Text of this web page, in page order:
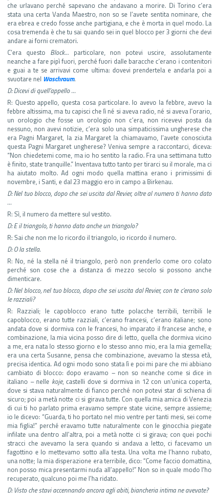
che urlavano perché sapevano che andavano a morire. Di Torino c’era
stata una certa Vanda Maestro, non so se l’avete sentita nominare, che
era ebrea e credo fosse anche partigiana, e che è morta in quel modo. La
cosa tremenda è che tu sai quando sei in quel blocco per 3 giorni che devi
andare ai forni crematori.
C’era questo Block… particolare, non potevi uscire, assolutamente
neanche a fare pipì fuori, perché fuori dalle baracche c’erano i contenitori
e guai a te se arrivavi come ultima: dovevi prendertela e andarla poi a
svuotare nel Waschraum.
D: Dicevi di quell’appello …
R: Questo appello, questa cosa particolare. Io avevo la febbre, avevo la
febbre altissima, ma tu capisci che lì né si aveva radio, né si aveva l’orario,
un orologio che fosse un orologio non c’era, non ricevevi posta da
nessuno, non avevi notizie, c’era solo una simpaticissima ungherese che
era Pagni Margaret, la zia Margaret la chiamavamo, l’avete conosciuta
questa Pagni Margaret ungherese? Veniva sempre a raccontarci, diceva:
“Non chiedetemi come, ma io ho sentito la radio. Fra una settimana tutto
è finito, state tranquille.” Inventava tutto tanto per tirarci su il morale, ma ci
ha aiutato molto. Ad ogni modo quella mattina erano i primissimi di
novembre, i Santi, e dal 23 maggio ero in campo a Birkenau.
D: Nel tuo blocco, dopo che sei uscita dal Revier, oltre al numero ti hanno dato
…
R: Sì, il numero da mettere sul vestito.
D: E il triangolo, ti hanno dato anche un triangolo?
R: Sai che non me lo ricordo il triangolo, io ricordo il numero.
D: O la stella.
R: No, né la stella né il triangolo, però non prenderlo come oro colato
perché son cose che a distanza di mezzo secolo si possono anche
dimenticare.
D: Nel blocco, nel tuo blocco, dopo che sei uscita dal Revier, con te c’erano solo
le razziali?
R: Razziali; le capoblocco erano tutte polacche terribili, terribili le
capoblocco, erano tutte razziali, c’erano francesi, c’erano italiane; sono
andata dove si dormiva con le francesi, ho imparato il francese anche, e
combinazione, la mia vicina posso dire di letto, quella che dormiva vicino
a me, era nata lo stesso giorno e lo stesso anno mio, era la mia gemella;
era una certa Susanne, pensa che combinazione, avevamo la stessa età,
precisa identica. Ad ogni modo sono stata lì e poi mi pare che mi abbiano
cambiato di blocco: dopo eravamo – non so neanche come si dice in
italiano – nelle koje, castelli dove si dormiva in 12 con un’unica coperta,
dove si stava naturalmente di fianco perché non potevi star di schiena di
sicuro; poi a metà notte ci si girava tutte. Con quella mia amica di Venezia
di cui ti ho parlato prima eravamo sempre state vicine, sempre assieme;
io le dicevo: “Guarda, ti ho portato nel mio ventre per tanti mesi, sei come
mia figlia!” perché eravamo tutte naturalmente con le ginocchia piegate
infilate una dentro all’altra, poi a metà notte ci si girava; con quei pochi
stracci che avevamo la sera quando si andava a letto, ci facevamo un
fagottino e lo mettevamo sotto alla testa. Una volta me l’hanno rubato,
una notte; la mia disperazione era terribile, dico: “Come faccio domattina,
non posso mica presentarmi nuda all’appello!” Non so in quale modo l’ho
recuperato, qualcuno poi me l’ha ridato.
D: Visto che stavi accennando ancora agli abiti, biancheria intima ne avevate?